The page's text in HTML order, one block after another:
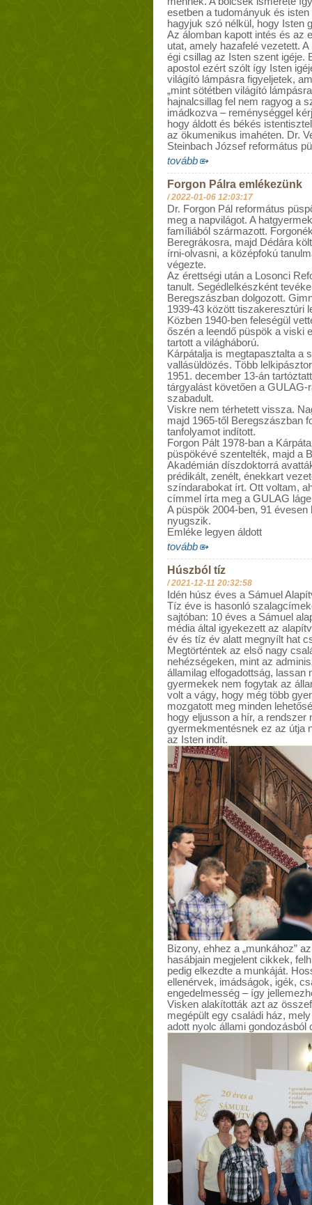
esetben a tudományuk és
hagyjuk szó nélkül, hogy Isten
Az álomban kapott intés és az
utat, amely hazafelé vezetett.
égi csillag az Isten szent igéje.
apostol ezért szólt így Isten
világító lámpásra figyeljetek,
„mint sötétben világító
hajnalcsillag fel nem ragyog a
imádkozva – reménységgel
hogy áldott és békés
az ökumenikus imahéten. Dr.
Steinbach József református
tovább
Forgon Pálra emlékezünk
/2022-01-06 12:03:17
Dr. Forgon Pál református
meg a napvilágot. A
famíliából származott.
Beregrákosra, majd Dédára
írni-olvasni, a középfokú
végezte.
Az érettségi után a Losonci
tanult. Segédlelkészként
Beregszászban dolgozott.
1939-43 között tiszakeresztúri
Közben 1940-ben feleségül
őszén a leendő püspök a viski
tartott a világháború.
Kárpátalja is megtapasztalta a
vallásüldözés. Több
1951. december 13-án
tárgyalást követően a GULAG-
szabadult.
Viskre nem térhetett vissza.
majd 1965-től Beregszászban
tanfolyamot indított.
Forgon Pált 1978-ban a
püspökévé szentelték, majd a
Akadémián díszdoktorrá
prédikált, zenélt, énekkart
színdarabokat írt. Ott voltam,
címmel írta meg a GULAG
A püspök 2004-ben, 91
nyugszik.
Emléke legyen áldott
tovább
Húszból tíz
/2021-12-11 20:32:58
Idén húsz éves a Sámuel
Tíz éve is hasonló
sajtóban: 10 éves a Sámuel
média által igyekezett az
év és tíz év alatt megnyílt hat
Megtörténtek az első nagy
nehézségeken, mint az
államilag elfogadottság, lassan
gyermekek nem fogytak az
volt a vágy, hogy még több
mozgatott meg minden
hogy eljusson a hír, a rendszer
gyermekmentésnek ez az útja
az Isten indít.
Bizony, ehhez a „munkához”
hasábjain megjelent cikkek,
pedig elkezdte a munkáját.
ellenérvek, imádságok, igék,
engedelmesség – így
Visken alakították azt az
megépült egy családi ház,
adott nyolc állami gondozásból